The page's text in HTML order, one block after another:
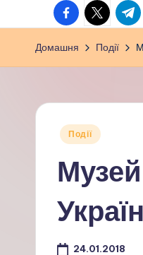
facebook.com
t.me
Домашня Події
Опубліковано
Події
24.01.2018